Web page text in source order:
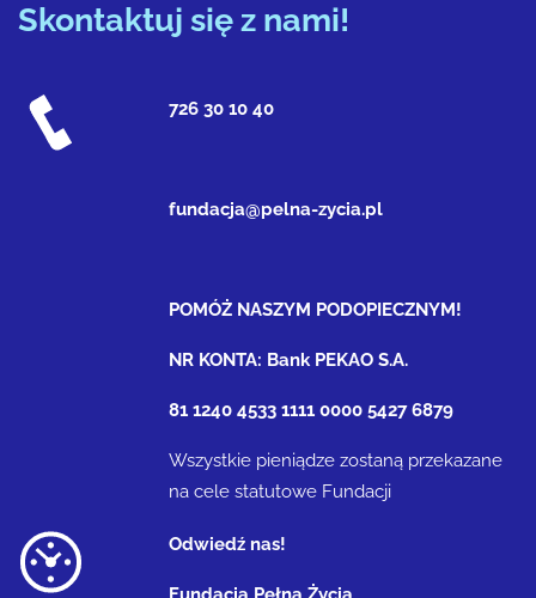
Skontaktuj się z nami!
726 30 10 40
fundacja@pelna-zycia.pl
POMÓŻ NASZYM PODOPIECZNYM!
NR KONTA: Bank PEKAO S.A.
81 1240 4533 1111 0000 5427 6879
Wszystkie pieniądze zostaną przekazane
na cele statutowe Fundacji
Odwiedź nas!